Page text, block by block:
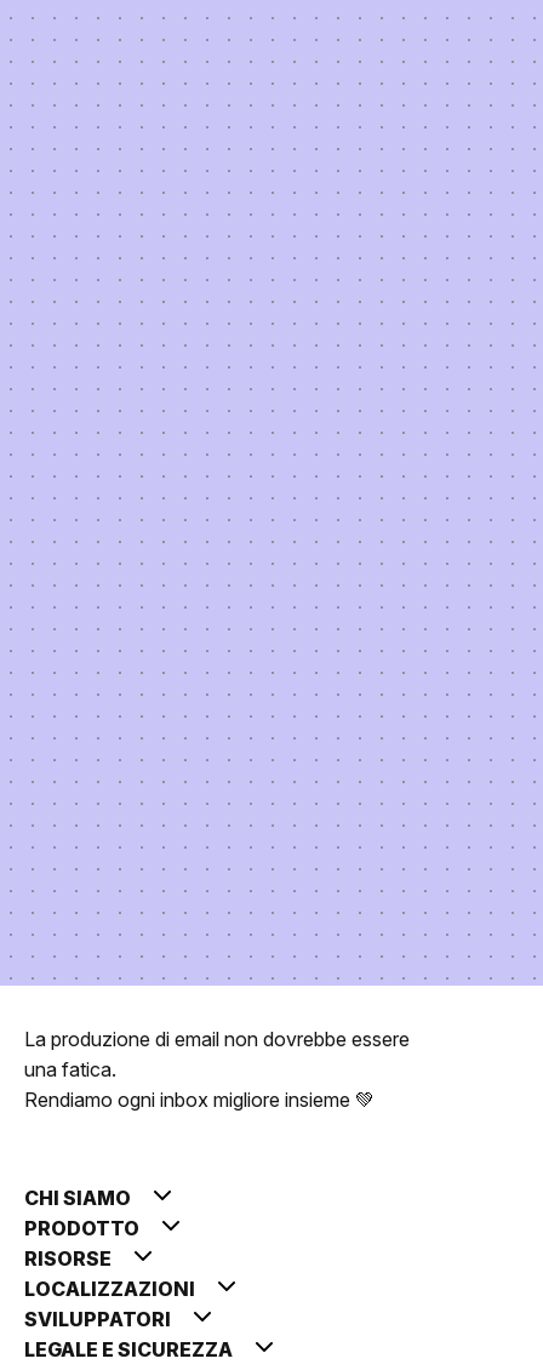
La produzione di email non dovrebbe essere
una fatica.
Rendiamo ogni inbox migliore insieme 💚
CHI SIAMO
PRODOTTO
RISORSE
LOCALIZZAZIONI
SVILUPPATORI
LEGALE E SICUREZZA